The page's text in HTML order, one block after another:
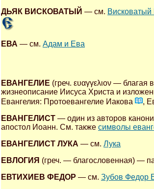
ДЬЯК ВИСКОВАТЫЙ — см.
ЕВА — см. Адам и Ева
ЕВАНГЕЛИЕ (греч. ευαγγελιον —
жизнеописание Иисуса Христа и
Евангелия: Протоевангелие Иакова
,
ЕВАНГЕЛИСТ — один из авторов
апостол Иоанн. См. также символы
ЕВАНГЕЛИСТ ЛУКА — см. Лука
ЕВЛОГИЯ (греч. — благословенная) —
ЕВТИХИЕВ ФЕДОР — см. Зубов Федор